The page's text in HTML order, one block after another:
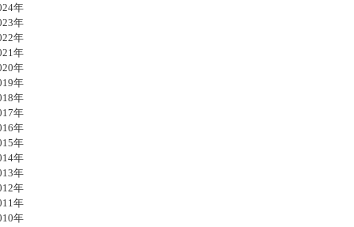
年
年
年
年
年
年
年
年
年
年
年
年
年
年
年